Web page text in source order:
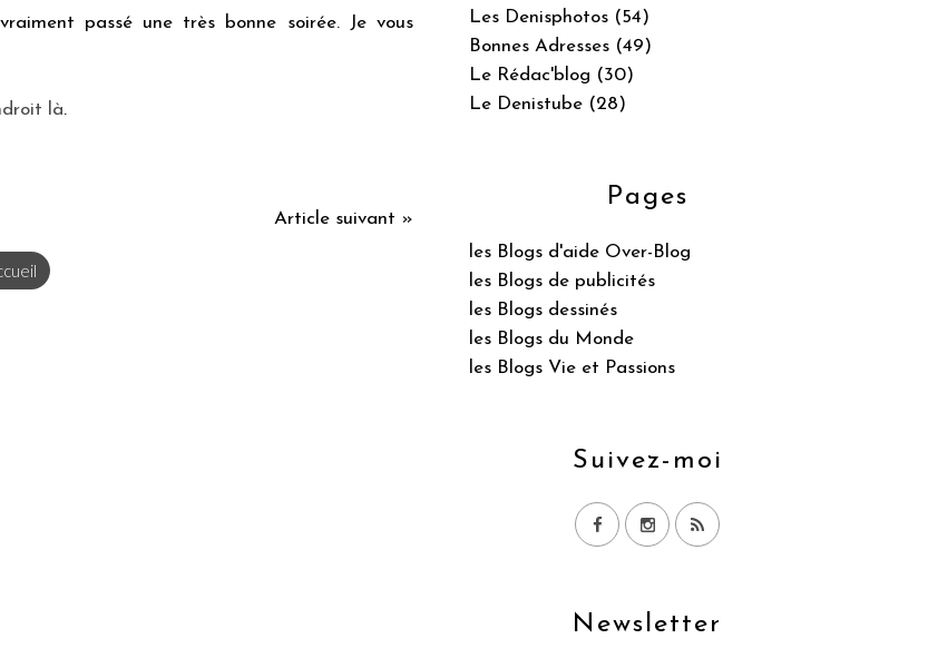
passé une très bonne soirée. Je vous
là.
Article suivant »
Newsletter
Les Denisphotos (54)
Bonnes Adresses (49)
Le Rédac'blog (30)
Le Denistube (28)
Pages
les Blogs d'aide Over-Blog
les Blogs de publicités
les Blogs dessinés
les Blogs du Monde
les Blogs Vie et Passions
Suivez-moi